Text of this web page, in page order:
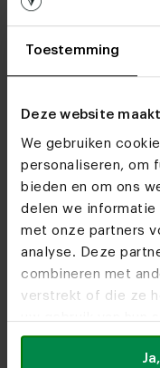
Toestemming
Deze website
We gebruiken
personaliseren, om
bieden en om ons
delen we informatie
met onze partners
analyse. Deze
combineren met
verstrekt of die ze